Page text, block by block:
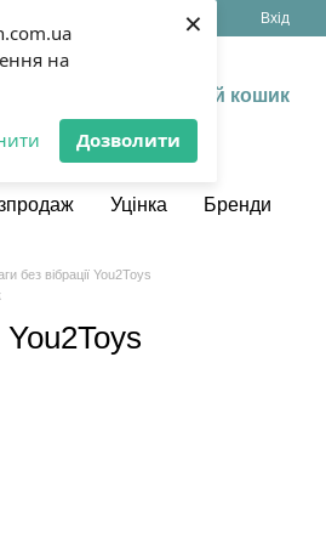
на
Дозволити
×
УкрРус Вхід
Мій кошик
Уцінка Бренди
без вібрації You2Toys